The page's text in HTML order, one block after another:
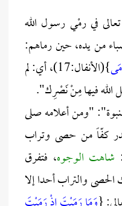
في رمْي رسول الله
من يده، حين رماهم:
}(الأنفال:17)، أي: لم
فيها مِنْ نَصْرِك".
"ومن أعلامه صلى
كفّاً من حصى وتراب
شاهت الوجوه، فتفرق
والتراب أحدا إلا